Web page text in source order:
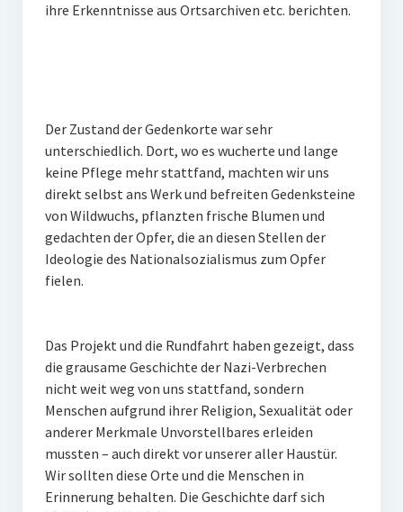
ihre Erkenntnisse aus Ortsarchiven etc. berichten.
Der Zustand der Gedenkorte war sehr
unterschiedlich. Dort, wo es wucherte und lange
keine Pflege mehr stattfand, machten wir uns
direkt selbst ans Werk und befreiten Gedenksteine
von Wildwuchs, pflanzten frische Blumen und
gedachten der Opfer, die an diesen Stellen der
Ideologie des Nationalsozialismus zum Opfer
fielen.
Das Projekt und die Rundfahrt haben gezeigt, dass
die grausame Geschichte der Nazi-Verbrechen
nicht weit weg von uns stattfand, sondern
Menschen aufgrund ihrer Religion, Sexualität oder
anderer Merkmale Unvorstellbares erleiden
mussten – auch direkt vor unserer aller Haustür.
Wir sollten diese Orte und die Menschen in
Erinnerung behalten. Die Geschichte darf sich